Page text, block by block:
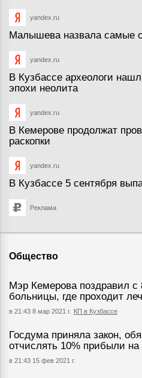
yandex.ru
Малышева назвала самые
yandex.ru
В Кузбассе археологи
эпохи неолита
yandex.ru
В Кемерове продолжат
раскопки
yandex.ru
В Кузбассе 5 сентября
Реклама
Общество
Мэр Кемерова поздравил с
больницы, где проходит
в 21:43 8 мар 2021 г. КП в Кузбассе
Госдума приняла закон,
отчислять 10% прибыли на
в 21:43 15 фев 2021 г.